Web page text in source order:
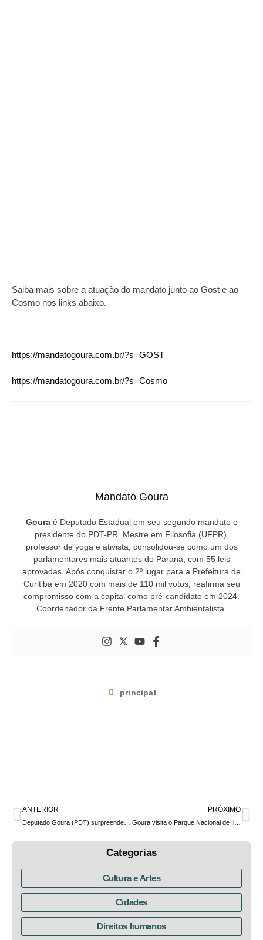
Saiba mais sobre a atuação do mandato junto ao Gost e ao
Cosmo nos links abaixo.
https://mandatogoura.com.br/?s=GOST
https://mandatogoura.com.br/?s=Cosmo
Mandato Goura
Gouraé Deputado Estadual em seu segundo mandato e
presidente do PDT-PR. Mestre em Filosofia (UFPR),
professor de yoga e ativista, consolidou-se como um dos
parlamentares mais atuantes do Paraná, com 55 leis
aprovadas. Após conquistar o 2º lugar para a Prefeitura de
Curitiba em 2020 com mais de 110 mil votos, reafirma seu
compromisso com a capital como pré-candidato em 2024.
Coordenador da Frente Parlamentar Ambientalista.
principal
ANTERIOR PRÓXIMO
Goura visita o Parque Nacional de Ilha Grande e destaca a importância das Unidades de Conservação para o equilíbrio ambiental
Categorias
Cultura e Artes
Cidades
Direitos humanos